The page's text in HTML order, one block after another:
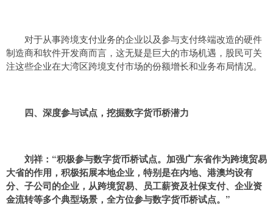
对于从事跨境支付业务的企业以及参与支付终端改造的硬件
制造商和软件开发商而言，这无疑是巨大的市场机遇，股民可关
注这些企业在大湾区跨境支付市场的份额增长和业务布局情况。
四、深度参与试点，挖掘数字货币桥潜力
刘祥：“积极参与数字货币桥试点。加强广东省作为跨境贸易
大省的作用，积极拓展本地企业，特别是在内地、港澳均设有
分、子公司的企业，从跨境贸易、员工薪资及社保支付、企业资
金流转等多个典型场景，全方位参与数字货币桥试点。”